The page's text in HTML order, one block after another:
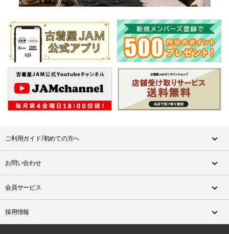
ご利用ガイド/初めての方へ
お問い合わせ
会員サービス
採用情報